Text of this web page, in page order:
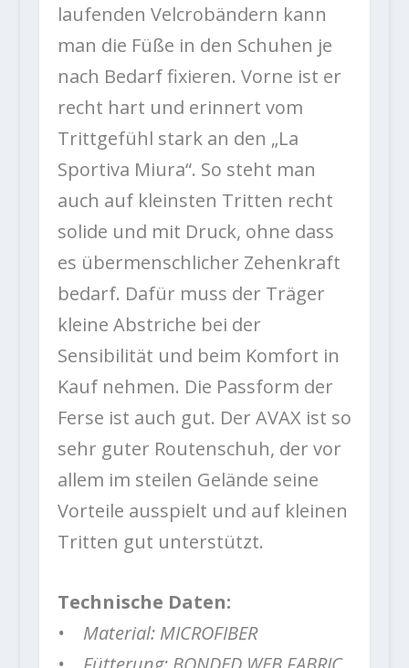
laufenden Velcrobändern kann
man die Füße in den Schuhen je
nach Bedarf fixieren. Vorne ist er
recht hart und erinnert vom
Trittgefühl stark an den „La
Sportiva Miura“. So steht man
auch auf kleinsten Tritten recht
solide und mit Druck, ohne dass
es übermenschlicher Zehenkraft
bedarf. Dafür muss der Träger
kleine Abstriche bei der
Sensibilität und beim Komfort in
Kauf nehmen. Die Passform der
Ferse ist auch gut. Der AVAX ist so
sehr guter Routenschuh, der vor
allem im steilen Gelände seine
Vorteile ausspielt und auf kleinen
Tritten gut unterstützt.
Technische Daten:
• Material: MICROFIBER